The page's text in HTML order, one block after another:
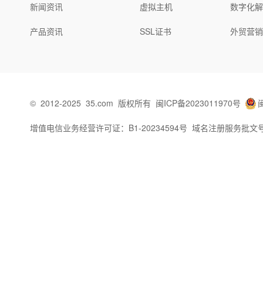
新闻资讯
产品资讯
虚拟主机
SSL证书
数字化
外贸营
© 2012-2025 35.com 版权所有 闽ICP备2023011970号
增值电信业务经营许可证：B1-20234594号 域名注册服务批文